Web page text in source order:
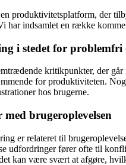
produktivitetsplatform, der
har indsamlet en række
i stedet for problemfri
kritikpunkter, der
for produktiviteten.
hos brugerne.
brugeroplevelsen
er relateret til
udfordringer fører ofte til
kan være svært at afgøre,